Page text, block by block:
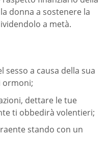
donna a sostenere la
a metà.
sesso a causa della sua
ormoni;
dettare le tue
ti obbedirà volentieri;
stando con un